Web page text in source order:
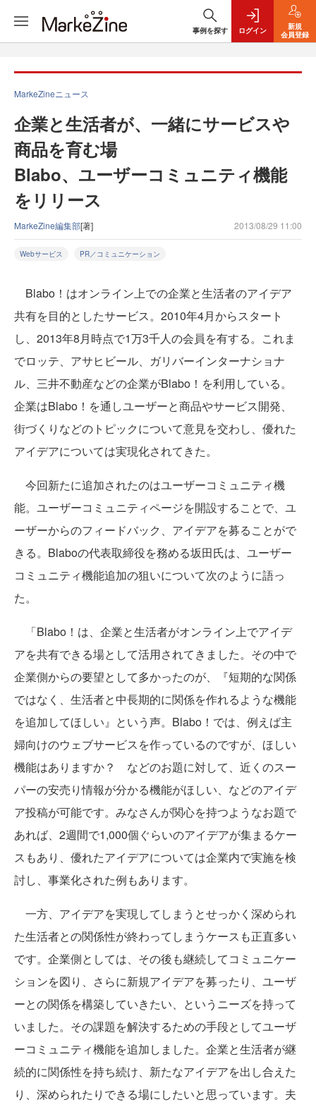
事例を探す ログイン
新規
会員登録
MarkeZineニュース
企業と生活者が、一緒にサービスや
商品を育む場
Blabo、ユーザーコミュニティ機能
をリリース
MarkeZine編集部[著] 2013/08/29 11:00
Webサービス PR／コミュニケーション
Blabo！はオンライン上での企業と生活者のアイデア
共有を目的としたサービス。2010年4月からスタート
し、2013年8月時点で1万3千人の会員を有する。これま
でロッテ、アサヒビール、ガリバーインターナショナ
ル、三井不動産などの企業がBlabo！を利用している。
企業はBlabo！を通しユーザーと商品やサービス開発、
街づくりなどのトピックについて意見を交わし、優れた
アイデアについては実現化されてきた。
今回新たに追加されたのはユーザーコミュニティ機
能。ユーザーコミュニティページを開設することで、ユ
ーザーからのフィードバック、アイデアを募ることがで
きる。Blaboの代表取締役を務める坂田氏は、ユーザー
コミュニティ機能追加の狙いについて次のように語っ
た。
「Blabo！は、企業と生活者がオンライン上でアイデ
アを共有できる場として活用されてきました。その中で
企業側からの要望として多かったのが、『短期的な関係
ではなく、生活者と中長期的に関係を作れるような機能
を追加してほしい』という声。Blabo！では、例えば主
婦向けのウェブサービスを作っているのですが、ほしい
機能はありますか？ などのお題に対して、近くのスー
パーの安売り情報が分かる機能がほしい、などのアイデ
ア投稿が可能です。みなさんが関心を持つようなお題で
あれば、2週間で1,000個ぐらいのアイデアが集まるケー
スもあり、優れたアイデアについては企業内で実施を検
討し、事業化された例もあります。
一方、アイデアを実現してしまうとせっかく深められ
た生活者との関係性が終わってしまうケースも正直多い
です。企業側としては、その後も継続してコミュニケー
ションを図り、さらに新規アイデアを募ったり、ユーザ
ーとの関係を構築していきたい、というニーズを持って
いました。その課題を解決するための手段としてユーザ
ーコミュニティ機能を追加しました。企業と生活者が継
続的に関係性を持ち続け、新たなアイデアを出し合えた
り、深められたりできる場にしたいと思っています。夫